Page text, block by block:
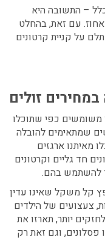
– התשובה היא
עם זאת, בהחלט
על קניית קרטונים
זולים
משומשים כפי שתוכלו
שמתאימים להובלה
מאיתנוארגזים
חד גליים וקרטונים
להשתמש בהם.
קל משקל שאינו עדין
צעצועים של הילדים
יותר, תארזו את
וגם זאת רק